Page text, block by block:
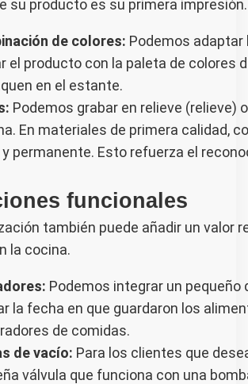
su producto es su primera
de colores: Podemos
el producto con la paleta de colores
en el estante.
Podemos grabar en relieve
En materiales de primera calidad,
permanente. Esto refuerza el
funcionales
también puede añadir un valor
la cocina.
Podemos integrar un pequeño
la fecha en que guardaron los
de comidas.
de vacío: Para los clientes que
válvula que funciona con una